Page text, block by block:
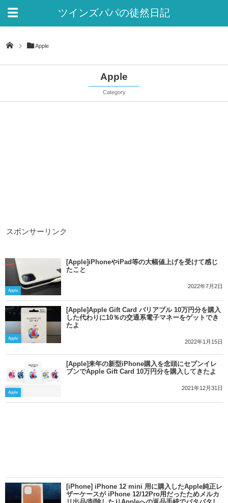
ツインズパパの徒然日記
Apple
Apple
Category
スポンサーリンク
Apple
[Apple]iPhoneやiPad等の大幅値上げを受けて感じ
たこと
2022年7月2日
Apple
[Apple]Apple Gift Card バリアブル 10万円分を購入
した代わりに10％の交通系電子マネーをゲットでき
たよ
2022年1月15日
Apple
[Apple]来年の新型iPhone購入を念頭にセブンイレ
ブンでApple Gift Card 10万円分を購入してきたよ
2021年12月31日
[iPhone] iPhone 12 mini 用に購入したApple純正レ
ザーケースが iPhone 12/12Pro用だったためメルカ